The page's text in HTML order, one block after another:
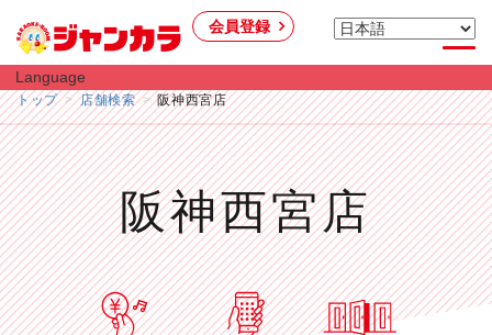
会員登録
Language
トップ 店舗検索 阪神西宮店
阪神西宮店